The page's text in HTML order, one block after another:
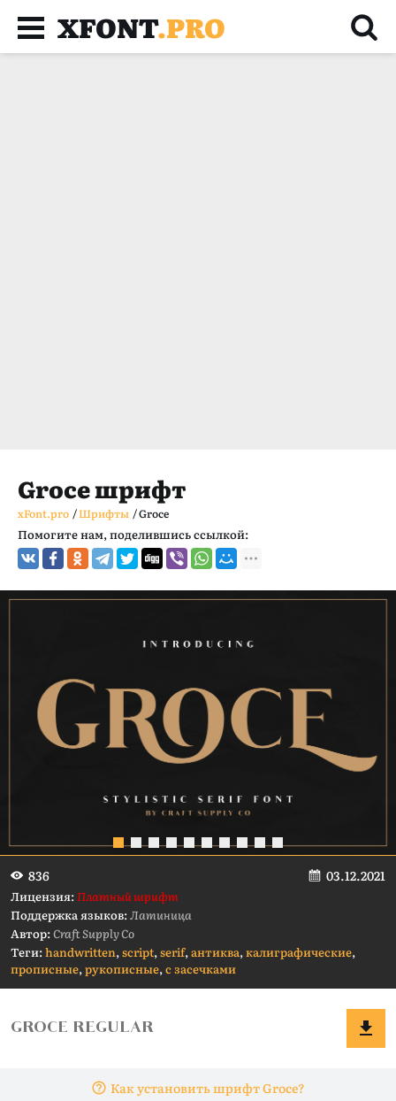
XFONT.PRO
Groce шрифт
xFont.pro /Шрифты /Groce
Помогите нам, поделившись ссылкой:
836 03.12.2021
Лицензия:Платный шрифт
Поддержка языков:Латиница
Автор:Craft Supply Co
Теги:handwritten,script,serif,антиква,калиграфические,
прописные,рукописные,с засечками
Как установить шрифт Groce?